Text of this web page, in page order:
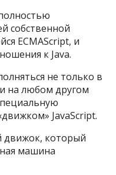
собственной
ECMAScript, и
к Java.
не только в
на любом другом
JavaScript.
движок, который
машина